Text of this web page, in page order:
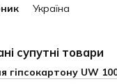
Україна
супутні товари
гіпсокартону UW